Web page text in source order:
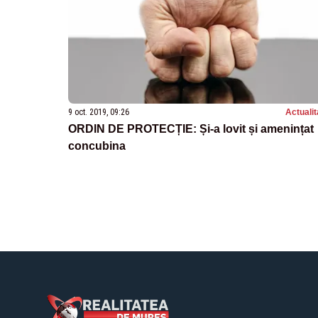
9 oct. 2019, 09:26
ORDIN DE PROTECȚIE: Și-a lovit și amenințat
concubina